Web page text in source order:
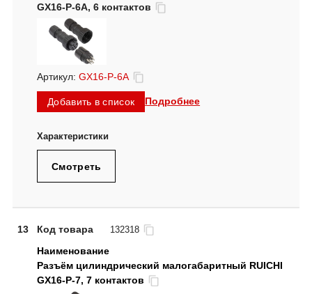
GX16-P-6A, 6 контактов
Артикул: GX16-P-6A
Добавить в список Подробнее
Смотреть
13 Код товара 132318
Разъём цилиндрический малогабаритный RUICHI
GX16-P-7, 7 контактов